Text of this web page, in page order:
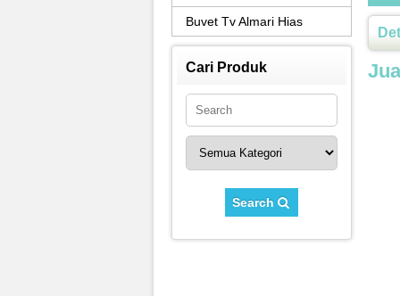
Buvet Tv Almari Hias
Cari Produk
Search